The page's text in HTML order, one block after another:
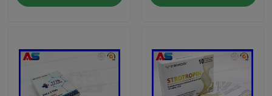
Ürünler
Hakkımızda